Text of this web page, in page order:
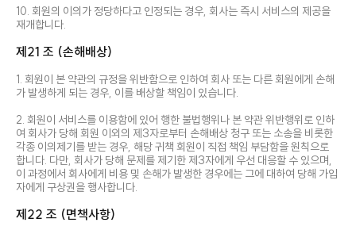
10. 회원의 이의가 정당하다고 인정되는 경우, 회사는 즉시 서비스의 제공을
재개합니다.
제21 조 (손해배상)
1. 회원이 본 약관의 규정을 위반함으로 인하여 회사 또는 다른 회원에게 손해
가 발생하게 되는 경우, 이를 배상할 책임이 있습니다.
2. 회원이 서비스를 이용함에 있어 행한 불법행위나 본 약관 위반행위로 인하
여 회사가 당해 회원 이외의 제3자로부터 손해배상 청구 또는 소송을 비롯한
각종 이의제기를 받는 경우, 해당 귀책 회원이 직접 책임 부담함을 원칙으로
합니다. 다만, 회사가 당해 문제를 제기한 제3자에게 우선 대응할 수 있으며,
이 과정에서 회사에게 비용 및 손해가 발생한 경우에는 그에 대하여 당해 가입
자에게 구상권을 행사합니다.
제22 조 (면책사항)